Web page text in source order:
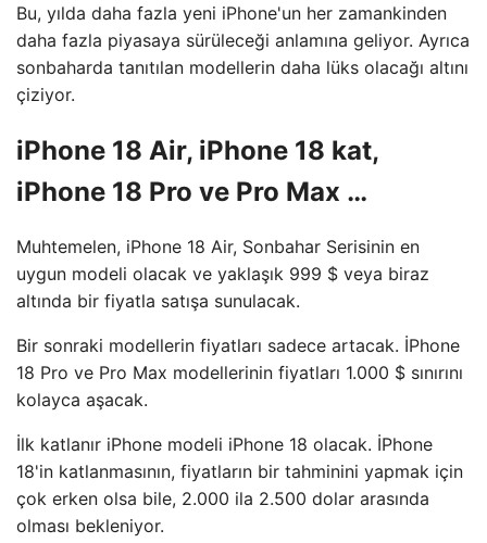
Bu, yılda daha fazla yeni iPhone'un her zamankinden
daha fazla piyasaya sürüleceği anlamına geliyor. Ayrıca
sonbaharda tanıtılan modellerin daha lüks olacağı altını
çiziyor.
iPhone 18 Air, iPhone 18 kat,
iPhone 18 Pro ve Pro Max …
Muhtemelen, iPhone 18 Air, Sonbahar Serisinin en
uygun modeli olacak ve yaklaşık 999 $ veya biraz
altında bir fiyatla satışa sunulacak.
Bir sonraki modellerin fiyatları sadece artacak. İPhone
18 Pro ve Pro Max modellerinin fiyatları 1.000 $ sınırını
kolayca aşacak.
İlk katlanır iPhone modeli iPhone 18 olacak. İPhone
18'in katlanmasının, fiyatların bir tahminini yapmak için
çok erken olsa bile, 2.000 ila 2.500 dolar arasında
olması bekleniyor.